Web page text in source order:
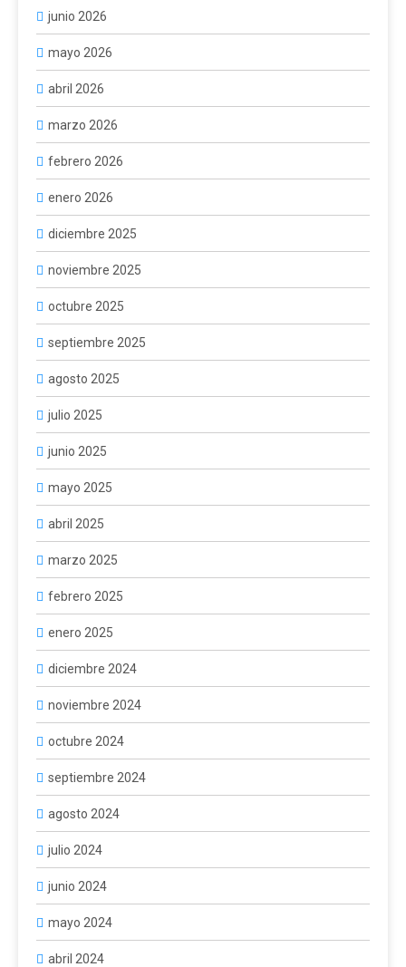
junio 2026
mayo 2026
abril 2026
marzo 2026
febrero 2026
enero 2026
diciembre 2025
noviembre 2025
octubre 2025
septiembre 2025
agosto 2025
julio 2025
junio 2025
mayo 2025
abril 2025
marzo 2025
febrero 2025
enero 2025
diciembre 2024
noviembre 2024
octubre 2024
septiembre 2024
agosto 2024
julio 2024
junio 2024
mayo 2024
abril 2024